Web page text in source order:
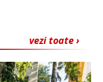
vezi toate ›